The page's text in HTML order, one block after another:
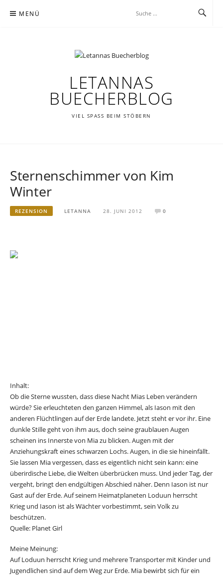
Inhalt MENÜ
LETANNAS
BUECHERBLOG
VIEL SPASS BEIM STÖBERN
Sternenschimmer von Kim
Winter
REZENSION LETANNA 28. JUNI 2012 0
Inhalt:
Ob die Sterne wussten, dass diese Nacht Mias Leben verändern
würde? Sie erleuchteten den ganzen Himmel, als Iason mit den
anderen Flüchtlingen auf der Erde landete. Jetzt steht er vor ihr. Eine
dunkle Stille geht von ihm aus, doch seine graublauen Augen
scheinen ins Innerste von Mia zu blicken. Augen mit der
Anziehungskraft eines schwarzen Lochs. Augen, in die sie hineinfällt.
Sie lassen Mia vergessen, dass es eigentlich nicht sein kann: eine
überirdische Liebe, die Welten überbrücken muss. Und jeder Tag, der
vergeht, bringt den endgültigen Abschied näher. Denn Iason ist nur
Gast auf der Erde. Auf seinem Heimatplaneten Loduun herrscht
Krieg und Iason ist als Wächter vorbestimmt, sein Volk zu
beschützen.
Quelle: Planet Girl
Meine Meinung:
Auf Loduun herrscht Krieg und mehrere Transporter mit Kinder und
Jugendlichen sind auf dem Weg zur Erde. Mia bewirbt sich für ein